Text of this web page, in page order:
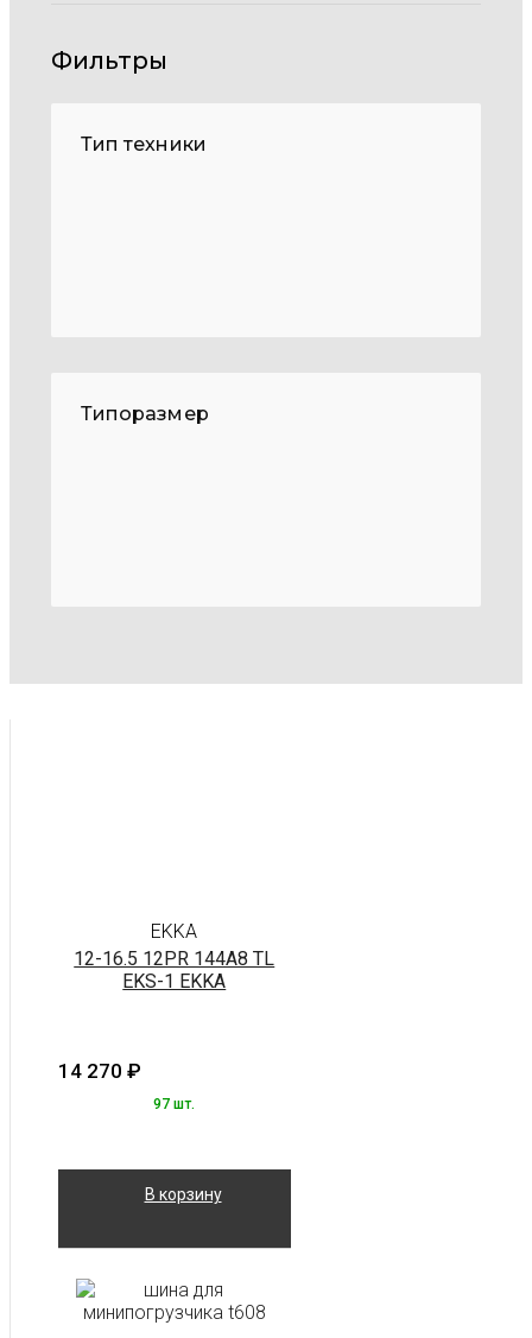
Фильтры
Тип техники
Типоразмер
EKKA
12-16.5 12PR 144A8 TL
EKS-1 EKKA
14 270 ₽
97 шт.
В корзину